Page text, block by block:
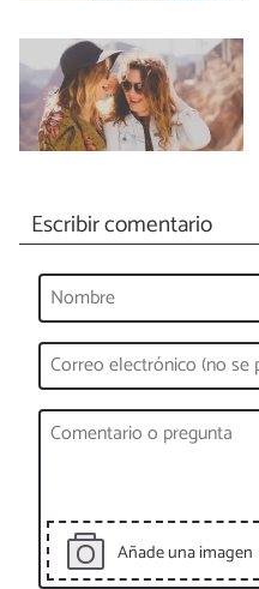
Escribir comentario
Añade una imagen